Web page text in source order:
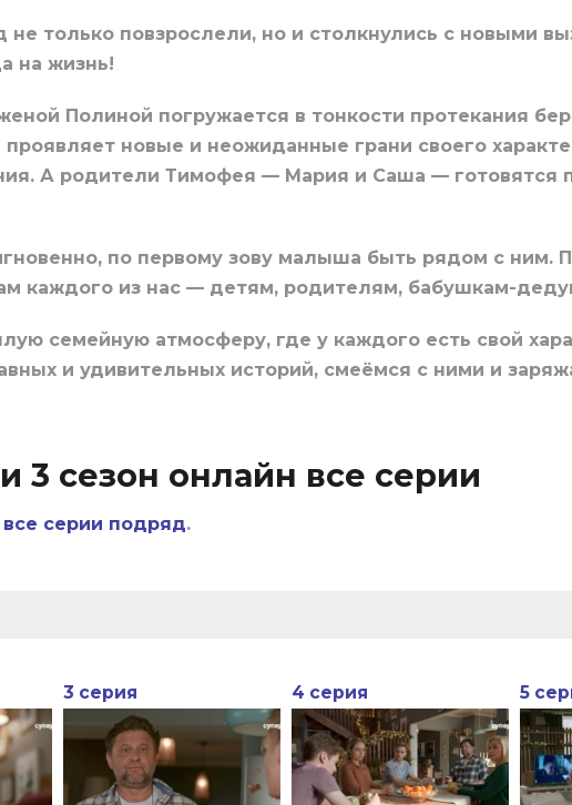
не только повзрослели, но и столкнулись с новыми
на жизнь!
Полиной погружается в тонкости протекания
новые и неожиданные грани своего
А родители Тимофея — Мария и Саша — готовятся
по первому зову малыша быть рядом с ним.
каждого из нас — детям, родителям, бабушкам-
семейную атмосферу, где у каждого есть свой
и удивительных историй, смеёмся с ними и
3 сезон онлайн все серии
все серии подряд.
3 серия 4 серия 5